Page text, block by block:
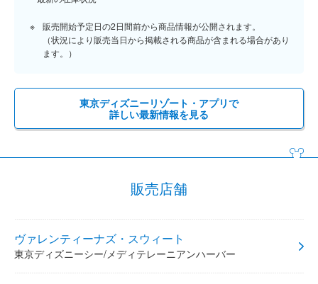
販売開始予定日の2日間前から商品情報が公開されます。
（状況により販売当日から掲載される商品が含まれる場合があり
ます。）
東京ディズニーリゾート・アプリで
詳しい最新情報を見る
販売店舗
ヴァレンティーナズ・スウィート
東京ディズニーシー/メディテレーニアンハーバー